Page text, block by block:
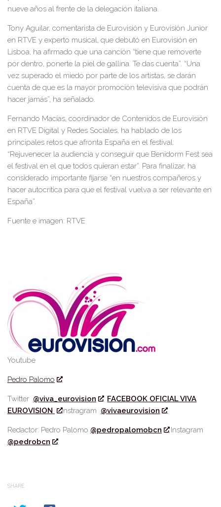
nueve años al frente de la delegación italiana.
Tony Aguilar, comentarista de Eurovisión y Eurovisión Junior
en RTVE y experto musical, que debutó en Eurovisión en
Lisboa, ha afirmado que una canción “tiene que removerte
por dentro, ponerte la piel de gallina. Te das cuenta”. “Una
vez superado el miedo por parte de los artistas, se darán
cuenta de que es la mayor promoción televisiva que podrán
hacer jamás”, ha señalado.
Fernando Macías, coordinador de Contenidos de Eurovisión
en RTVE Digital y Redes Sociales, ha hablado de los
principales retos que afronta España en el festival:
“Rejuvenecer la audiencia y conseguir que Benidorm Fest sea
el festival en el que todos quieran estar”. Para finalizar, ha
considerado importante fijarse “en nuestros compañeros y
hacer autocrítica para que el festival vuelva a ser relevante en
España”.
Fuente e imagen: RTVE
Youtube
Pedro Palomo
Twitter @viva_eurovision
FACEBOOK OFICIAL VIVA
EUROVISION
Instragram @vivaeurovision
Redactor: Pedro Palomo @pedropalomobcn
Instagram
@pedrobcn
SHARE